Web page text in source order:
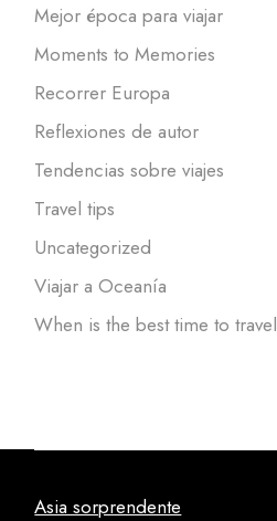
Mejor época para viajar
Moments to Memories
Recorrer Europa
Reflexiones de autor
Tendencias sobre viajes
Travel tips
Uncategorized
Viajar a Oceanía
When is the best time to travel
Asia sorprendente